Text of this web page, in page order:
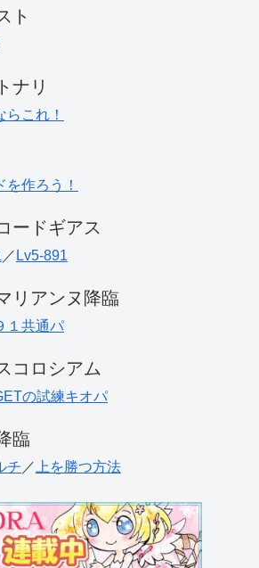
ト
ナリ
これ！
作ろう！
ードギアス
／ Lv5-891
リアンヌ降臨
１共通パ
コロシアム
の試練キオパ
臨
チ ／ 上を勝つ方法